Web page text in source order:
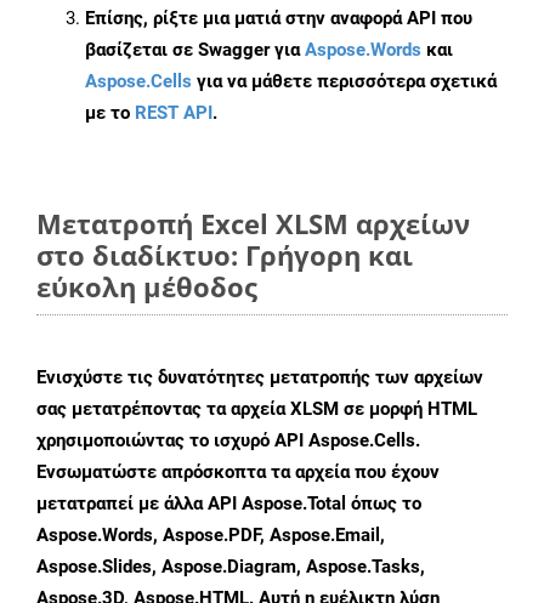
Επίσης, ρίξτε μια ματιά στην αναφορά API που
βασίζεται σε Swagger γιαAspose.Words και
Aspose.Cells για να μάθετε περισσότερα σχετικά
με το REST API.
Μετατροπή Excel XLSM αρχείων
στο διαδίκτυο: Γρήγορη και
εύκολη μέθοδος
Ενισχύστε τις δυνατότητες μετατροπής των αρχείων
σας μετατρέποντας τα αρχεία XLSM σε μορφή HTML
χρησιμοποιώντας το ισχυρό API Aspose.Cells.
Ενσωματώστε απρόσκοπτα τα αρχεία που έχουν
μετατραπεί με άλλα API Aspose.Total όπως το
Aspose.Words, Aspose.PDF, Aspose.Email,
Aspose.Slides, Aspose.Diagram, Aspose.Tasks,
Aspose.3D, Aspose.HTML. Αυτή η ευέλικτη λύση